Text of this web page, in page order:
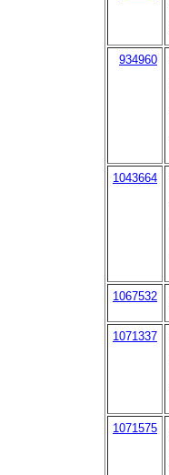
934960
1043664
1067532
1071337
1071575